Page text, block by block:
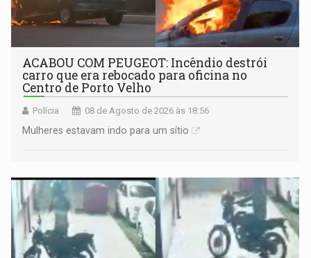
ACABOU COM PEUGEOT: Incêndio destrói
carro que era rebocado para oficina no
Centro de Porto Velho
Polícia 08 de Agosto de 2026 às 18:56
Mulheres estavam indo para um sítio